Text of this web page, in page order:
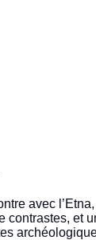
avec
contrastes, et